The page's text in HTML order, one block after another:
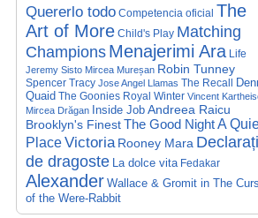
Quererlo todo Competencia oficial The
Art of More Child's Play Matching
ChampionsMenajerimi Ara Life
Jeremy Sisto Mircea Mureșan Robin Tunney
Spencer Tracy Jose Angel Llamas The Recall
Quaid The Goonies Royal Winter Vincent
Mircea Drăgan Inside Job Andreea Raicu
Brooklyn's FinestThe Good NightA
PlaceVictoria Rooney Mara
de dragoste La dolce vita Fedakar
Alexander Wallace & Gromit in The
of the Were-Rabbit